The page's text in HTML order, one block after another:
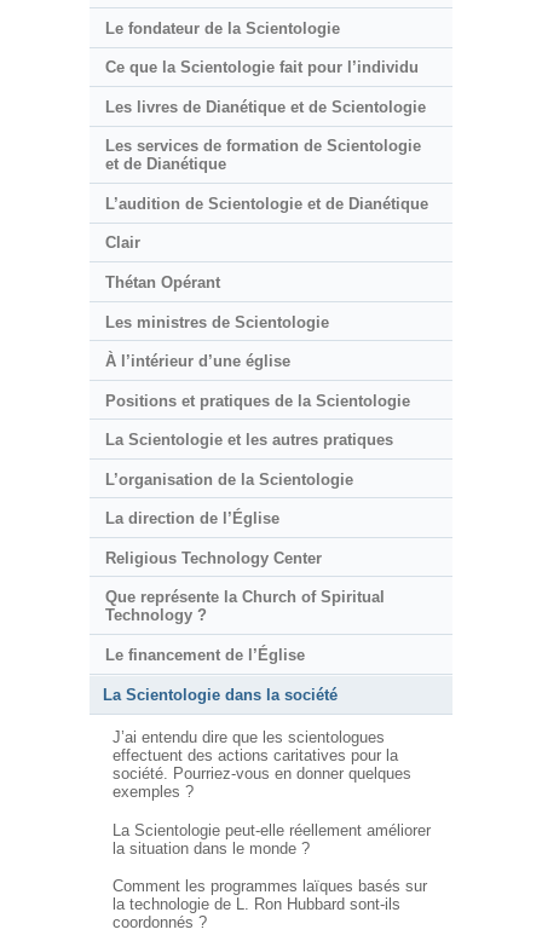
Le fondateur de la Scientologie
Ce que la Scientologie fait pour l’individu
Les livres de Dianétique et de Scientologie
Les services de formation de Scientologie
et de Dianétique
L’audition de Scientologie et de Dianétique
Clair
Thétan Opérant
Les ministres de Scientologie
À l’intérieur d’une église
Positions et pratiques de la Scientologie
La Scientologie et les autres pratiques
L’organisation de la Scientologie
La direction de l’Église
Religious Technology Center
Que représente la Church of Spiritual
Technology ?
Le financement de l’Église
La Scientologie dans la société
J’ai entendu dire que les scientologues
effectuent des actions caritatives pour la
société. Pourriez-vous en donner quelques
exemples ?
La Scientologie peut-elle réellement améliorer
la situation dans le monde ?
Comment les programmes laïques basés sur
la technologie de L. Ron Hubbard sont-ils
coordonnés ?